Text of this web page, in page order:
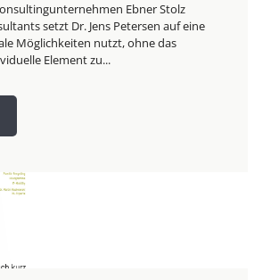
Ebner Stolz
setzt Dr. Jens Petersen auf eine
Möglichkeiten nutzt, ohne das
Element zu...